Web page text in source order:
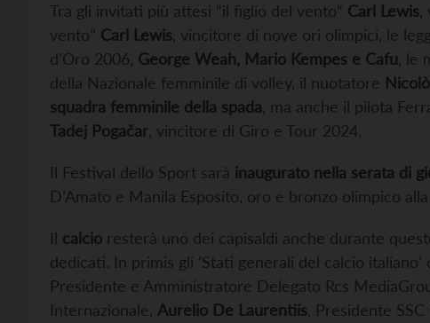
Tra gli invitati più attesi “il figlio del vento” Carl Lewis
vento” Carl Lewis , vincitore di nove ori olimpici, le
d’Oro 2006, George Weah, Mario Kempes e Cafu ,
della Nazionale femminile di volley, il nuotatore
squadra femminile della spada , ma anche il pilota
Tadej Pogačar , vincitore di Giro e Tour 2024.
Il Festival dello Sport sarà inaugurato nella serata di
D’Amato e Manila Esposito, oro e bronzo olimpico
Il calcio resterà uno dei capisaldi anche durante
dedicati. In primis gli ‘Stati generali del calcio italiano’
Presidente e Amministratore Delegato Rcs
Internazionale, Aurelio De Laurentiis , Presidente